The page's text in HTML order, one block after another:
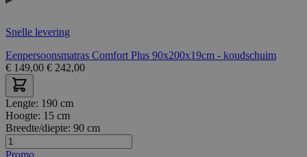
Snelle levering
Eenpersoonsmatras Comfort Plus 90x200x19cm - koudschuim
€ 149,00 € 242,00
Lengte: 190 cm
Hoogte: 15 cm
Breedte/diepte: 90 cm
Promo